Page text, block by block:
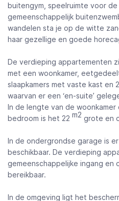
buitengym, speelruimte voor
gemeenschappelijk
wandelen sta je op de witte
haar gezellige en goede
De verdieping appartementen
met een woonkamer,
slaapkamers met vaste kast en
waarvan er een ‘en-suite’
In de lengte van de
bedroom is het 22 m2 grote en
In de ondergrondse garage is
beschikbaar. De verdieping
gemeenschappelijke ingang
bereikbaar.
In de omgeving ligt het